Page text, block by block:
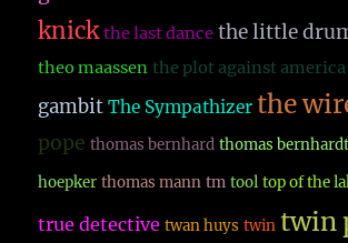
knick the last dance the little
theo maassen the plot against america
gambit The Sympathizer the
pope thomas bernhard thomas bernhardt
hoepker thomas mann tm tool top of the
true detective twan huys twin twin